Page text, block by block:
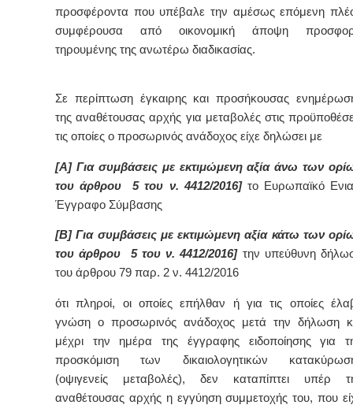
προσφέροντα που υπέβαλε την αμέσως επόμενη
συμφέρουσα από οικονομική άποψη
τηρουμένης της ανωτέρω διαδικασίας.
Σε περίπτωση έγκαιρης και προσήκουσας
της αναθέτουσας αρχής για μεταβολές στις
τις οποίες ο προσωρινός ανάδοχος είχε δηλώσει με
[Α] Για συμβάσεις με εκτιμώμενη αξία άνω των
του άρθρου 5 του ν. 4412/2016]το Ευρωπαϊκό
Έγγραφο Σύμβασης
[Β] Για συμβάσεις με εκτιμώμενη αξία κάτω των
του άρθρου 5 του ν. 4412/2016] την υπεύθυνη
του άρθρου 79 παρ. 2 ν. 4412/2016
ότι πληροί, οι οποίες επήλθαν ή για τις οποίες
γνώση ο προσωρινός ανάδοχος μετά την δήλωση
μέχρι την ημέρα της έγγραφης ειδοποίησης για
προσκόμιση των δικαιολογητικών
(οψιγενείς μεταβολές), δεν καταπίπτει υπέρ
αναθέτουσας αρχής η εγγύηση συμμετοχής του, που